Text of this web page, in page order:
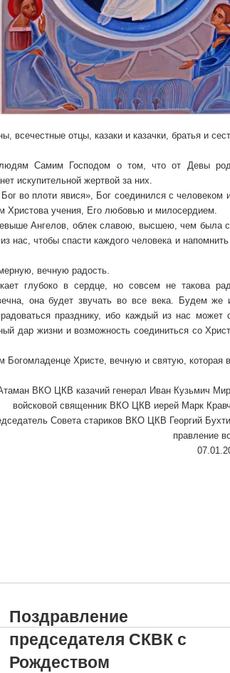
всечестные отцы, казаки и казачки, братья и
Самим Господом о том, что от Девы
искупительной жертвой за них.
во плоти явися», Бог соединился с человеком
учения, Его любовью и милосердием.
Ангелов, облек славою, высшею, чем была
чтобы спасти каждого человека и напомнить
вечную радость.
глубоко в сердце, но совсем не такова
она будет звучать во все века. Будем
празднику, ибо каждый из нас может
дар жизни и возможность соединиться со
Христе, вечную и святую, которая
ВКО ЦКВ казачий генерал Иван Кузьмич
войсковой священник ВКО ЦКВ иерей Марк
Совета стариков ВКО ЦКВ Георгий
правление
Поздравление
председателя СКВК с
Рождеством